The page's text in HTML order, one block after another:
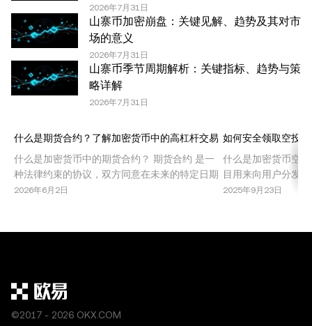
OKX。本文可以全文复制或分发，也可以使用本文 100 字
或更少的摘录，前提是此类使用是非商业性的。整篇文章的
任何复制或分发亦必须突出说明：“本文版权所有 © 2025
OKX，经许可使用。”允许的摘录必须引用文章名称并包含
出处，例如“文章名称，[作者姓名 (如适用)]，© 2025
OKX”。部分内容可能由人工智能（AI）工具生成或辅助生
2026年7月31日
山寨币加密崩盘：关键见解、趋势及其对市
场的意义
2026年7月31日
山寨币季节周期解析：关键指标、趋势与策
略详解
2026年7月31日
什么是期货合约？了解加密货币中的高杠杆交易
什么是加密货币中的期货合约？ 期货合约 是一
种法律约束的协议，双方同意在未来的特定日期
以预定价格买入或卖出某种资产。在加密货币市
格波动。这种交易机制因其高回报潜力，尤其是
2026年6月2日
如何安全领取空投
什么是加密货币空
目用来向用户分发
些活动旨在推广新
同时也伴随着风险
2025年9月23日
©2017 - 2026 OKX.COM